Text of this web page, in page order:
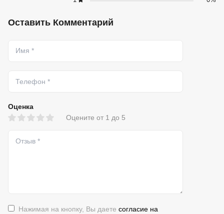
Оставить Комментарий
Оценка
Оцените от 1 до 5
Нажимая на кнопку, Вы даете согласие на